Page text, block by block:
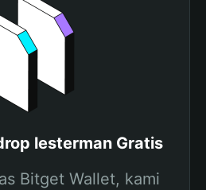
lesterman Gratis
Bitget Wallet, kami